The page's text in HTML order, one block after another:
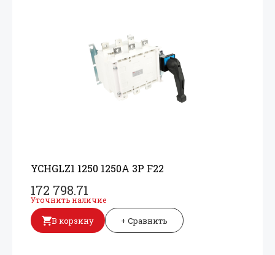
YCHGLZ1 1250 1250A 3P F22
172 798.71
Уточнить наличие
В корзину + Сравнить